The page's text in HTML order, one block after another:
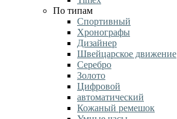
По типам
Спортивный
Хронографы
Дизайнер
Швейцарское движение
Серебро
Золото
Цифровой
автоматический
Кожаный ремешок